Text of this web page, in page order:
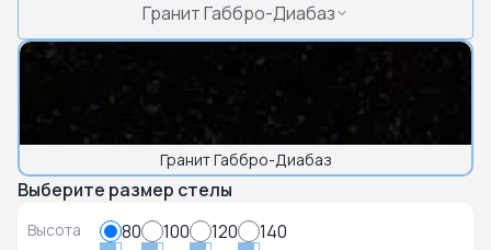
Гранит Габбро-Диабаз
Гранит Габбро-Диабаз
Выберите размер стелы
Высота 80 100 120 140